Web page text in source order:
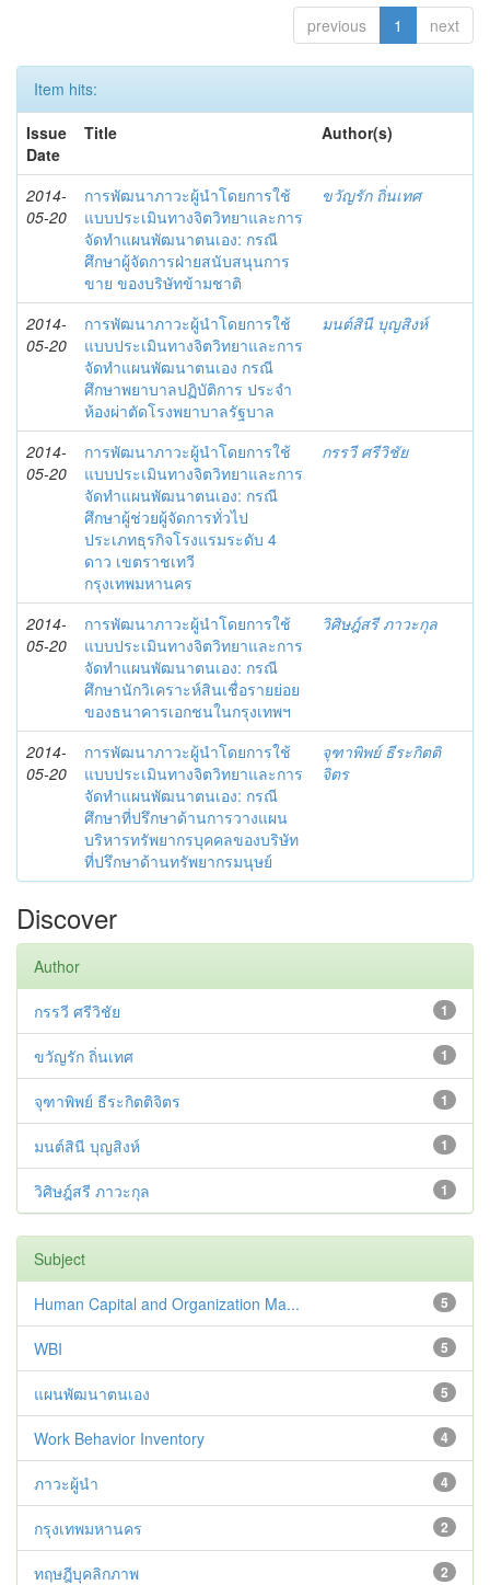
previous 1 next
Item hits:
Issue
Date
Title Author(s)
2014-
05-20
การพัฒนาภาวะผู้นำโดยการใช้
แบบประเมินทางจิตวิทยาและการ
จัดทำแผนพัฒนาตนเอง: กรณี
ศึกษาผู้จัดการฝ่ายสนับสนุนการ
ขาย ของบริษัทข้ามชาติ
ขวัญรัก ถิ่นเทศ
2014-
05-20
การพัฒนาภาวะผู้นำโดยการใช้
แบบประเมินทางจิตวิทยาและการ
จัดทำแผนพัฒนาตนเอง กรณี
ศึกษาพยาบาลปฏิบัติการ ประจำ
ห้องผ่าตัดโรงพยาบาลรัฐบาล
มนต์สินี บุญสิงห์
2014-
05-20
การพัฒนาภาวะผู้นำโดยการใช้
แบบประเมินทางจิตวิทยาและการ
จัดทำแผนพัฒนาตนเอง: กรณี
ศึกษาผู้ช่วยผู้จัดการทั่วไป
ประเภทธุรกิจโรงแรมระดับ 4
ดาว เขตราชเทวี
กรุงเทพมหานคร
กรรวี ศรีวิชัย
2014-
05-20
การพัฒนาภาวะผู้นำโดยการใช้
แบบประเมินทางจิตวิทยาและการ
จัดทำแผนพัฒนาตนเอง: กรณี
ศึกษานักวิเคราะห์สินเชื่อรายย่อย
ของธนาคารเอกชนในกรุงเทพฯ
วิศิษฎ์สรี ภาวะกุล
2014-
05-20
การพัฒนาภาวะผู้นำโดยการใช้
แบบประเมินทางจิตวิทยาและการ
จัดทำแผนพัฒนาตนเอง: กรณี
ศึกษาที่ปรึกษาด้านการวางแผน
บริหารทรัพยากรบุคคลของบริษัท
ที่ปรึกษาด้านทรัพยากรมนุษย์
จุฑาพิพย์ ธีระกิตติ
จิตร
Discover
Author
1
กรรวี ศรีวิชัย
1
ขวัญรัก ถิ่นเทศ
1
จุฑาพิพย์ ธีระกิตติจิตร
1
มนต์สินี บุญสิงห์
1
วิศิษฎ์สรี ภาวะกุล
Subject
5
Human Capital and Organization Ma...
5
WBI
5
แผนพัฒนาตนเอง
4
Work Behavior Inventory
4
ภาวะผู้นำ
2
กรุงเทพมหานคร
2
ทฤษฎีบุคลิกภาพ